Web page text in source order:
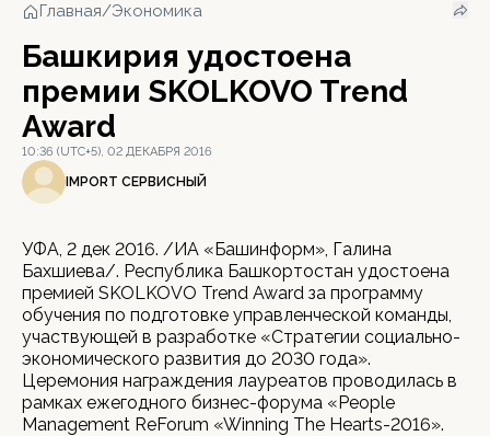
Главная/Экономика
Башкирия удостоена
премии SKOLKOVO Trend
Award
10:36 (UTC+5), 02 ДЕКАБРЯ 2016
IMPORT СЕРВИСНЫЙ
УФА, 2 дек 2016. /ИА «Башинформ», Галина
Бахшиева/. Республика Башкортостан удостоена
премией SKOLKOVO Trend Award за программу
обучения по подготовке управленческой команды,
участвующей в разработке «Стратегии социально-
экономического развития до 2030 года».
Церемония награждения лауреатов проводилась в
рамках ежегодного бизнес-форума «People
Management ReForum «Winning The Hearts-2016».